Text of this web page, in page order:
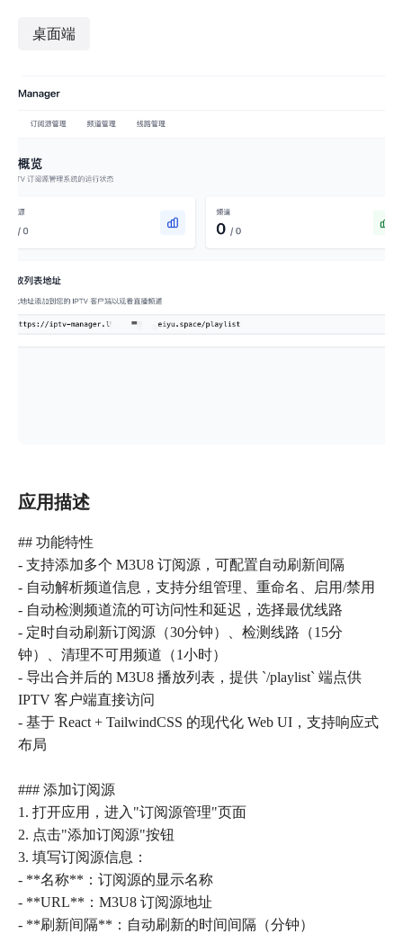
桌面端
应用描述
## 功能特性
- 支持添加多个 M3U8 订阅源，可配置自动刷新间隔
- 自动解析频道信息，支持分组管理、重命名、启用/禁用
- 自动检测频道流的可访问性和延迟，选择最优线路
- 定时自动刷新订阅源（30分钟）、检测线路（15分
钟）、清理不可用频道（1小时）
- 导出合并后的 M3U8 播放列表，提供 `/playlist` 端点供
IPTV 客户端直接访问
- 基于 React + TailwindCSS 的现代化 Web UI，支持响应式
布局
### 添加订阅源
1. 打开应用，进入"订阅源管理"页面
2. 点击"添加订阅源"按钮
3. 填写订阅源信息：
- **名称**：订阅源的显示名称
- **URL**：M3U8 订阅源地址
- **刷新间隔**：自动刷新的时间间隔（分钟）